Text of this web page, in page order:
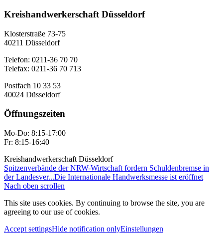
Kreishandwerkerschaft Düsseldorf
Klosterstraße 73-75
40211 Düsseldorf
Telefon: 0211-36 70 70
Telefax: 0211-36 70 713
Postfach 10 33 53
40024 Düsseldorf
Öffnungszeiten
Mo-Do: 8:15-17:00
Fr: 8:15-16:40
Kreishandwerkerschaft Düsseldorf
Spitzenverbände der NRW-Wirtschaft fordern Schuldenbremse in
der Landesver...Die Internationale Handwerksmesse ist eröffnet
Nach oben scrollen
This site uses cookies. By continuing to browse the site, you are
agreeing to our use of cookies.
Accept settingsHide notification onlyEinstellungen